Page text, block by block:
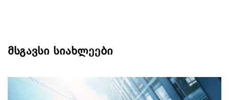
მსგავსი სიახლეები